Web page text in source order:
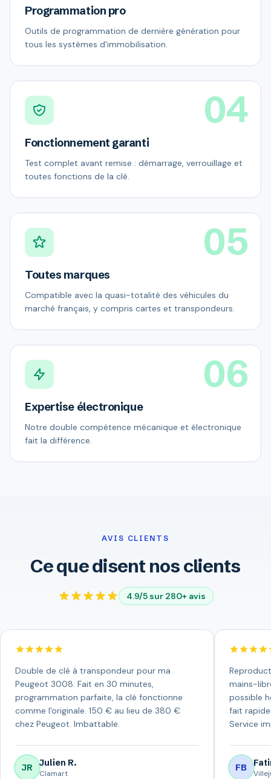
Programmation pro
Outils de programmation de dernière génération pour
tous les systèmes d'immobilisation.
04
Fonctionnement garanti
Test complet avant remise : démarrage, verrouillage et
toutes fonctions de la clé.
05
Toutes marques
Compatible avec la quasi-totalité des véhicules du
marché français, y compris cartes et transpondeurs.
06
Expertise électronique
Notre double compétence mécanique et électronique
fait la différence.
AVIS CLIENTS
Ce que disent nos clients
4.9/5 sur 280+ avis
Double de clé à transpondeur pour ma
Peugeot 3008. Fait en 30 minutes,
programmation parfaite, la clé fonctionne
comme l'originale. 150 € au lieu de 380 €
chez Peugeot. Imbattable.
JR Julien R.
Clamart
mains-
possible
fait
Service
FB